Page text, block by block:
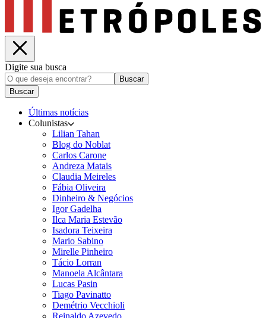
Digite sua busca
Buscar
Buscar
Últimas notícias
Colunistas
Lilian Tahan
Blog do Noblat
Carlos Carone
Andreza Matais
Claudia Meireles
Fábia Oliveira
Dinheiro & Negócios
Igor Gadelha
Ilca Maria Estevão
Isadora Teixeira
Mario Sabino
Mirelle Pinheiro
Tácio Lorran
Manoela Alcântara
Lucas Pasin
Tiago Pavinatto
Demétrio Vecchioli
Reinaldo Azevedo